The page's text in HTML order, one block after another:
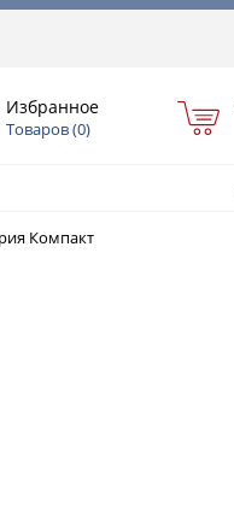
Избранное
Товаров (0)
Компакт